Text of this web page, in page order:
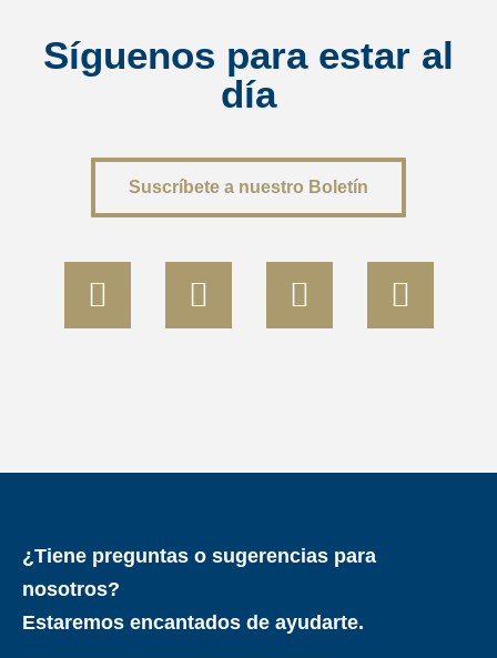
Síguenos para estar al
día
Suscríbete a nuestro Boletín
¿Tiene preguntas o sugerencias para
nosotros?
Estaremos encantados de ayudarte.